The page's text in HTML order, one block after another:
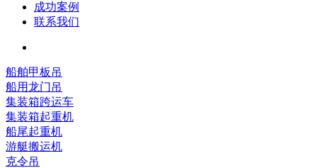
成功案例
联系我们
船舶甲板吊
船用龙门吊
集装箱跨运车
集装箱起重机
船尾起重机
游艇搬运机
克令吊